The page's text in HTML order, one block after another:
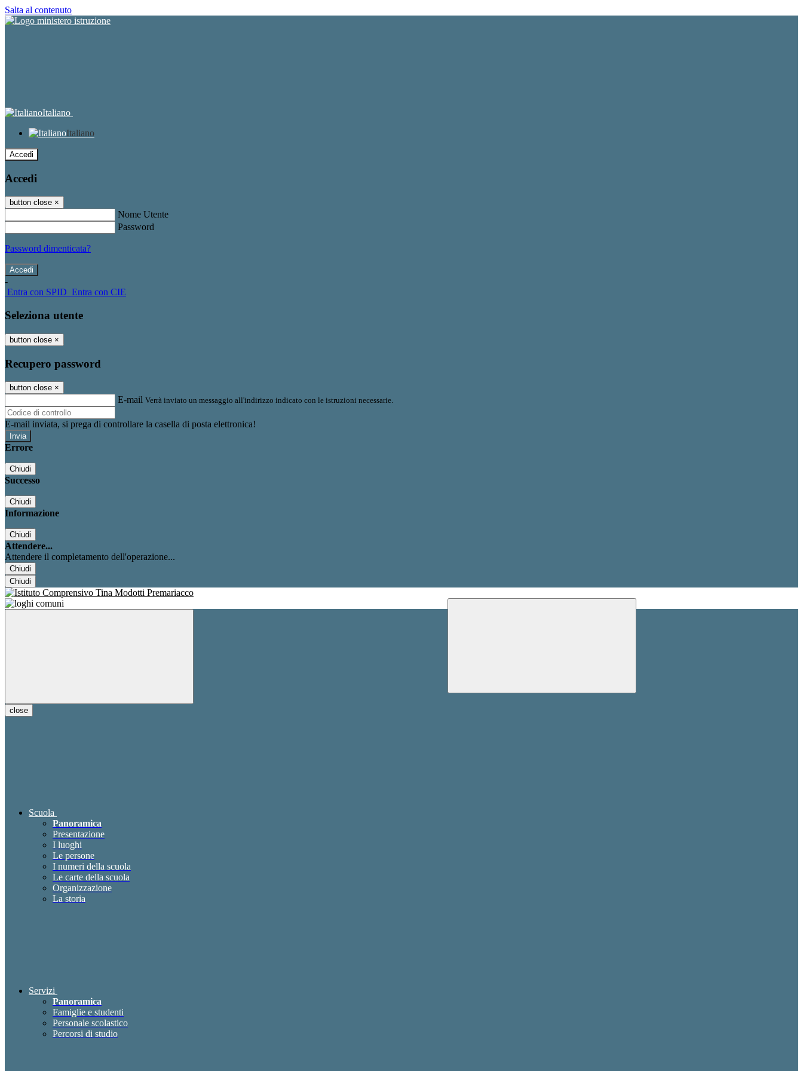
Salta al contenuto
Italiano
Italiano
Accedi
Accedi
button close ×
Nome Utente
Password
Password dimenticata?
-
Entra con SPID Entra con CIE
Seleziona utente
button close ×
Recupero password
button close ×
E-mail Verrà inviato un messaggio all'indirizzo indicato con le istruzioni necessarie.
E-mail inviata, si prega di controllare la casella di posta elettronica!
Errore
Chiudi
Successo
Chiudi
Informazione
Chiudi
Attendere...
Attendere il completamento dell'operazione...
Chiudi
Chiudi
close
Scuola
Panoramica
Presentazione
I luoghi
Le persone
I numeri della scuola
Le carte della scuola
Organizzazione
La storia
Servizi
Panoramica
Famiglie e studenti
Personale scolastico
Percorsi di studio